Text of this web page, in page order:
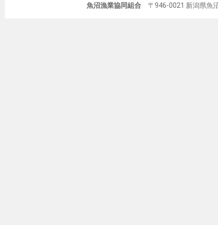
魚沼漁業協同組合 〒946-0021 新潟県魚